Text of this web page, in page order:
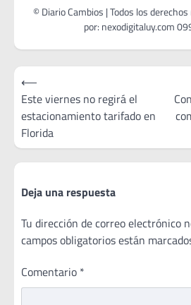
vinculados al desarrollo
local. El martes 24 a las
Navegación
de
entradas
⟵
Este viernes no regirá el
estacionamiento tarifado en
Florida
Deja una respuesta
Tu dirección de correo electrónico
campos obligatorios están
Comentario *